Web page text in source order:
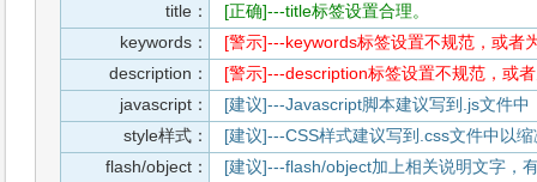
title：
[正确]---title标签设置合理。
keywords：
[警示]---keywords标签设置不规范，或者
description：
[警示]---description标签设置不规范，或
javascript：
[建议]---Javascript脚本建议写到.js文件中
style样式：
[建议]---CSS样式建议写到.css文件中以
flash/object：
[建议]---flash/object加上相关说明文字，